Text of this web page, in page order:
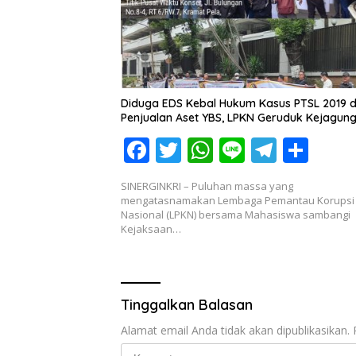
Diduga EDS Kebal Hukum Kasus PTSL 2019
Penjualan Aset YBS, LPKN Geruduk
F
ac
e
b
o
k
T
w
itt
er
W
h
at
s
p
Li
n
e
T
el
e
gr
ar
e
SINERGINKRI – Puluhan massa yang
mengatasnamakan Lembaga Pemantau Korupsi
Nasional (LPKN) bersama Mahasiswa sambangi
Kejaksaan…
Tinggalkan Balasan
Alamat email Anda tidak akan dipublikasikan.